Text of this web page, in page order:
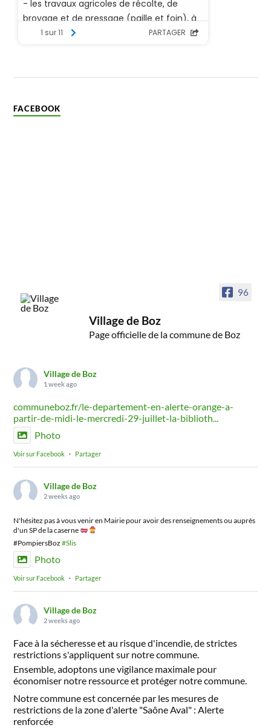
FACEBOOK
96
Village de Boz
Page officielle de la commune de Boz
Village de Boz
1 week ago
communeboz.fr/le-departement-en-alerte-orange-a-
partir-de-midi-le-mercredi-29-juillet-la-biblioth...
Photo
Voir sur Facebook · Partager
Village de Boz
2 weeks ago
N'hésitez pas à vous venir en Mairie pour avoir des renseignements ou auprès
d'un SP de la caserne
#PompiersBoz#Slis
Photo
Voir sur Facebook · Partager
Village de Boz
2 weeks ago
Face à la sécheresse et au risque d'incendie, de strictes
restrictions s'appliquent sur notre commune.
Ensemble, adoptons une vigilance maximale pour
économiser notre ressource et protéger notre commune.
Notre commune est concernée par les mesures de
restrictions de la zone d'alerte "Saône Aval" : Alerte
renforcée